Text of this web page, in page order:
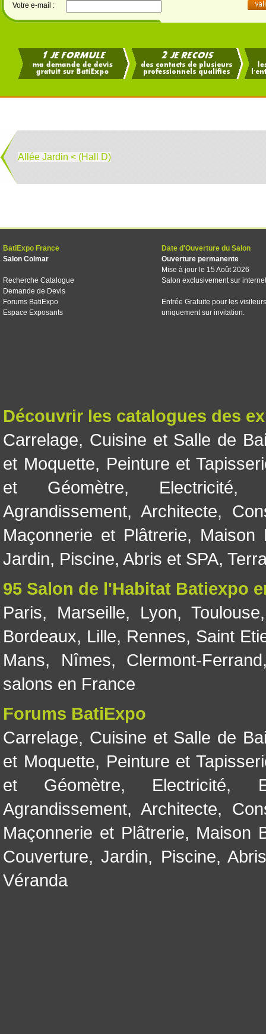
Votre e-mail :
Allée Jardin < (Hall D)
BatiExpo France
Salon Colmar
Recherche Catalogue
Demande de Devis
Forums BatiExpo
Espace Exposants
Date d'Ouverture du Salon
Ouverture permanente
Mise à jour le 15 Août 2026
Salon exclusivement sur internet
Entrée Gratuite pour les visiteurs
uniquement sur invitation.
Découvrir les catalogues des
Carrelage, Cuisine et Salle de
et Moquette, Peinture et
et Géomètre, Electricité
Agrandissement, Architecte,
Maçonnerie et Plâtrerie, Maison
Jardin, Piscine, Abris et SPA,
95 Salon de l'Habitat Batiexpo
Paris, Marseille, Lyon, Toulouse
Bordeaux, Lille, Rennes, Saint
Mans, Nîmes, Clermont-Ferrand
salons en France
Forums BatiExpo
Carrelage, Cuisine et Salle de
et Moquette, Peinture et
et Géomètre, Electricité,
Agrandissement, Architecte,
Maçonnerie et Plâtrerie, Maison
Couverture,Jardin, Piscine,
Véranda